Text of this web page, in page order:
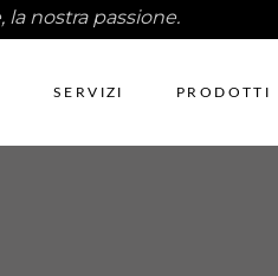
la nostra passione.
SERVIZI PRODOTTI